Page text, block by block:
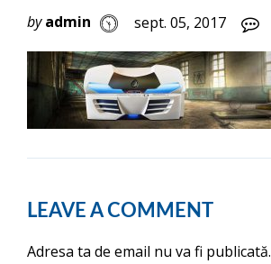
by admin sept. 05, 2017
LEAVE A COMMENT
Adresa ta de email nu va fi publicată.